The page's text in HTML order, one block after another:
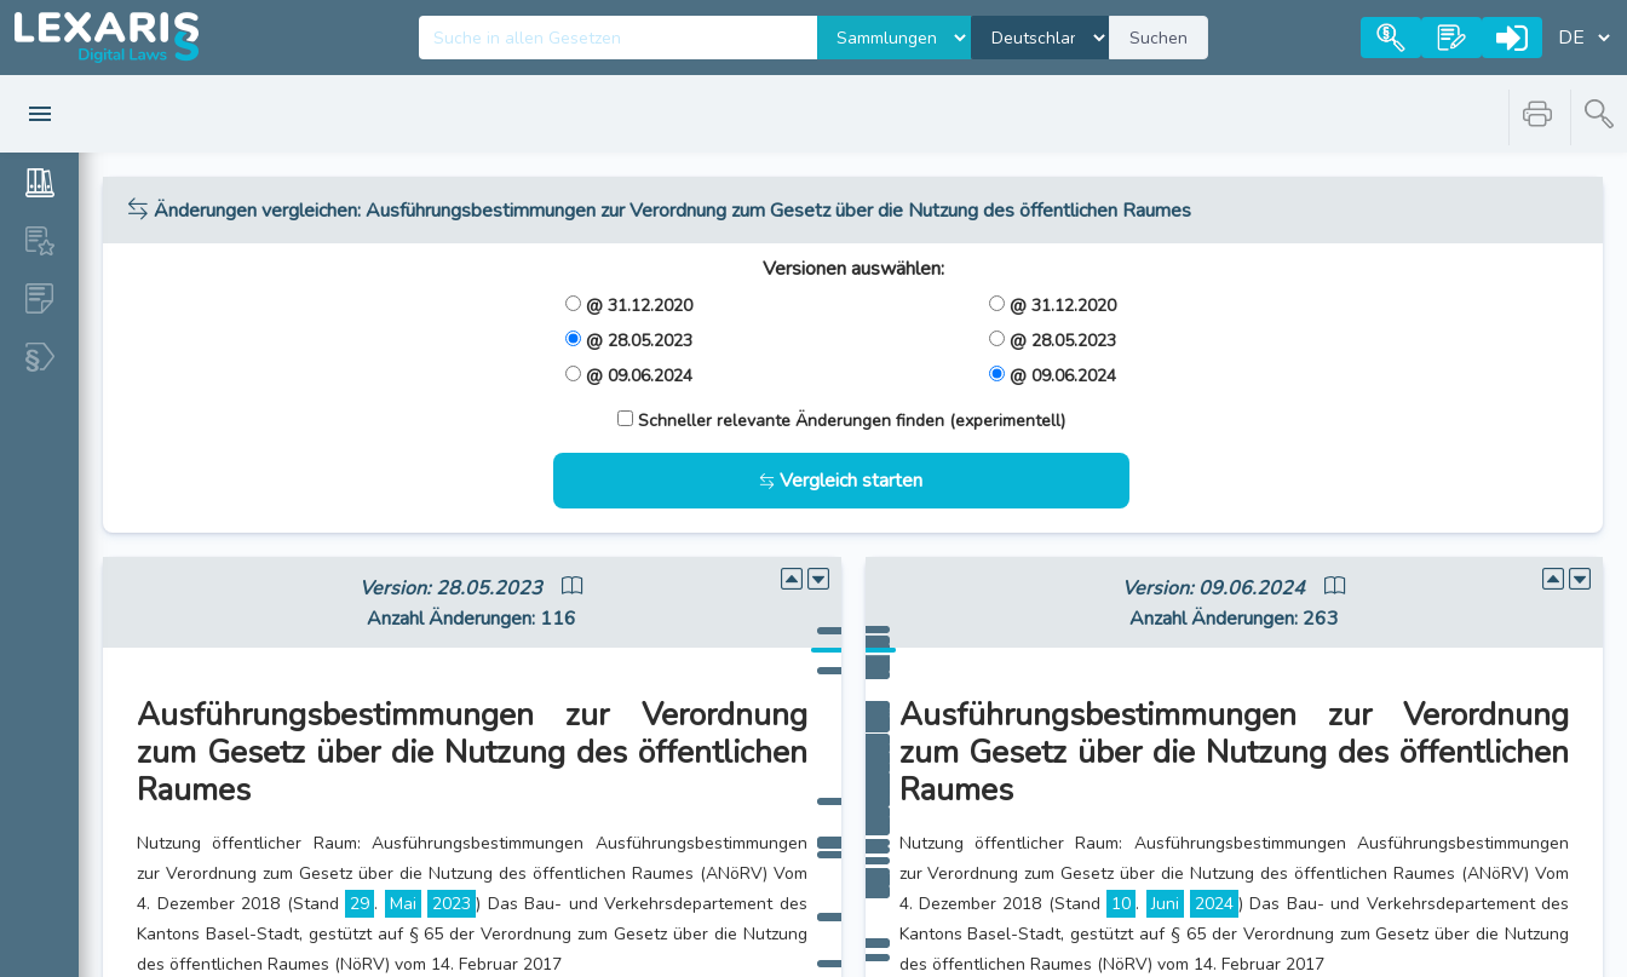
Suchen
Änderungen vergleichen: Ausführungsbestimmungen zur Verordnung zum Gesetz über die Nutzung des öffentlichen Raumes
Versionen auswählen:
@ 31.12.2020
@ 28.05.2023
@ 09.06.2024
@ 31.12.2020
@ 28.05.2023
@ 09.06.2024
Schneller relevante Änderungen finden (experimentell)
Vergleich starten
Version: 28.05.2023
Anzahl Änderungen: 116
Ausführungsbestimmungen zur Verordnung
zum Gesetz über die Nutzung des öffentlichen
Raumes
Nutzung öffentlicher Raum: Ausführungsbestimmungen Ausführungsbestimmungen
zur Verordnung zum Gesetz über die Nutzung des öffentlichen Raumes (ANöRV) Vom
4. Dezember 2018 (Stand 29 . Mai 2023 ) Das Bau- und Verkehrsdepartement des
Kantons Basel-Stadt, gestützt auf § 65 der Verordnung zum Gesetz über die Nutzung
des öffentlichen Raumes (NöRV) vom 14. Februar 2017
Version: 09.06.2024
Anzahl Änderungen: 263
Ausführungsbestimmungen zur Verordnung
zum Gesetz über die Nutzung des öffentlichen
Raumes
Nutzung öffentlicher Raum: Ausführungsbestimmungen Ausführungsbestimmungen
zur Verordnung zum Gesetz über die Nutzung des öffentlichen Raumes (ANöRV) Vom
4. Dezember 2018 (Stand 10 . Juni 2024 ) Das Bau- und Verkehrsdepartement des
Kantons Basel-Stadt, gestützt auf § 65 der Verordnung zum Gesetz über die Nutzung
des öffentlichen Raumes (NöRV) vom 14. Februar 2017